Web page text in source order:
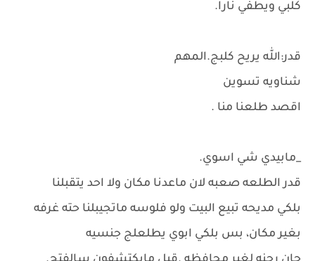
كلبي ويطفي نارا.
قدر:الله يريح كلبج.المهم
شناويه تسوين
اقصد طلعنا منا .
_مابيدي شي اسوي.
قدر الطلعه صعبه لان ماعدنا مكان ولا احد يتقبلنا
بلكي مديحه تبيع البيت ولو فلوسه ماتجيبلنا حته غرفه
بغير مكان، بس بلكي ابوي يطلعلج جنسيه